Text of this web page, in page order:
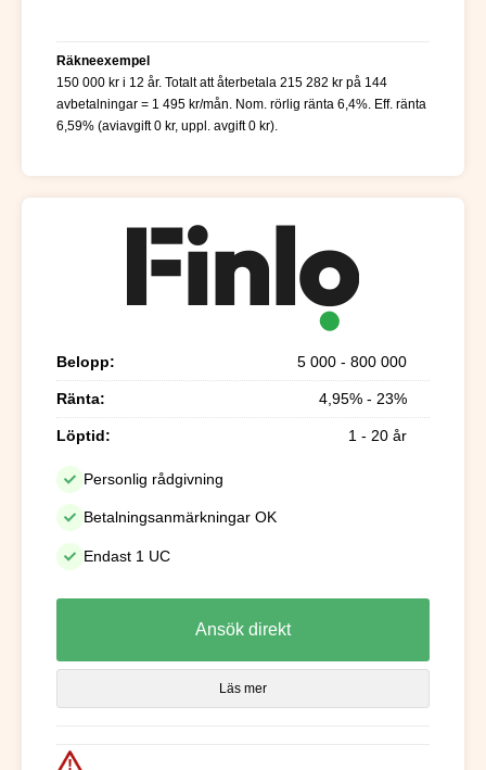
Räkneexempel
150 000 kr i 12 år. Totalt att återbetala 215 282 kr på 144
avbetalningar = 1 495 kr/mån. Nom. rörlig ränta 6,4%. Eff. ränta
6,59% (aviavgift 0 kr, uppl. avgift 0 kr).
Belopp: 5 000 - 800 000
Ränta: 4,95% - 23%
Löptid: 1 - 20 år
Personlig rådgivning
Betalningsanmärkningar OK
Endast 1 UC
Ansök direkt
Läs mer